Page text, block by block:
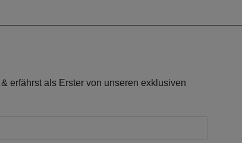
erfährst als Erster von unseren exklusiven